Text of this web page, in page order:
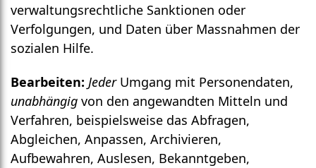
verwaltungs­rechtliche Sanktionen oder
Verfolgungen, und Daten über Mass­nahmen der
sozialen Hilfe.
Bearbeiten: JederUmgang mit Personen­daten,
unabhängig von den angewandten Mitteln und
Verfahren, beispielsweise das Abfragen,
Abgleichen, Anpassen, Archivieren,
Aufbewahren, Auslesen, Bekannt­geben,